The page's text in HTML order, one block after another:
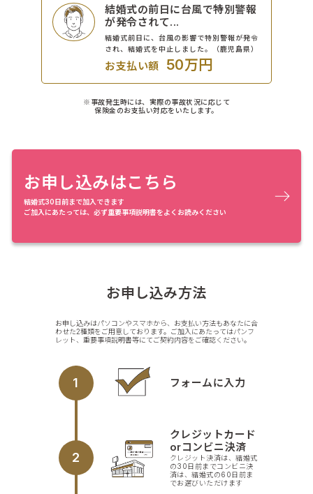
結婚式の前日に台風で特別警報
が発令されて...
結婚式前日に、台風の影響で特別警報が発令
され、結婚式を中止しました。（鹿児島県）
お支払い額 50万円
※事故発生時には、実際の事故状況に応じて
保険金のお支払い対応をいたします。
お申し込みはこちら
結婚式30日前まで加入できます
ご加入にあたっては、必ず重要事項説明書をよくお読みください
お申し込み方法
お申し込みはパソコンやスマホから、お支払い方法もあなたに合
わせた2種類をご用意しております。ご加入にあたってはパンフ
レット、重要事項説明書等にてご契約内容をご確認ください。
1 フォームに入力
2
クレジットカード
orコンビニ決済
クレジット決済は、結婚式
の30日前までコンビニ決
済は、結婚式の60日前ま
でお選びいただけます